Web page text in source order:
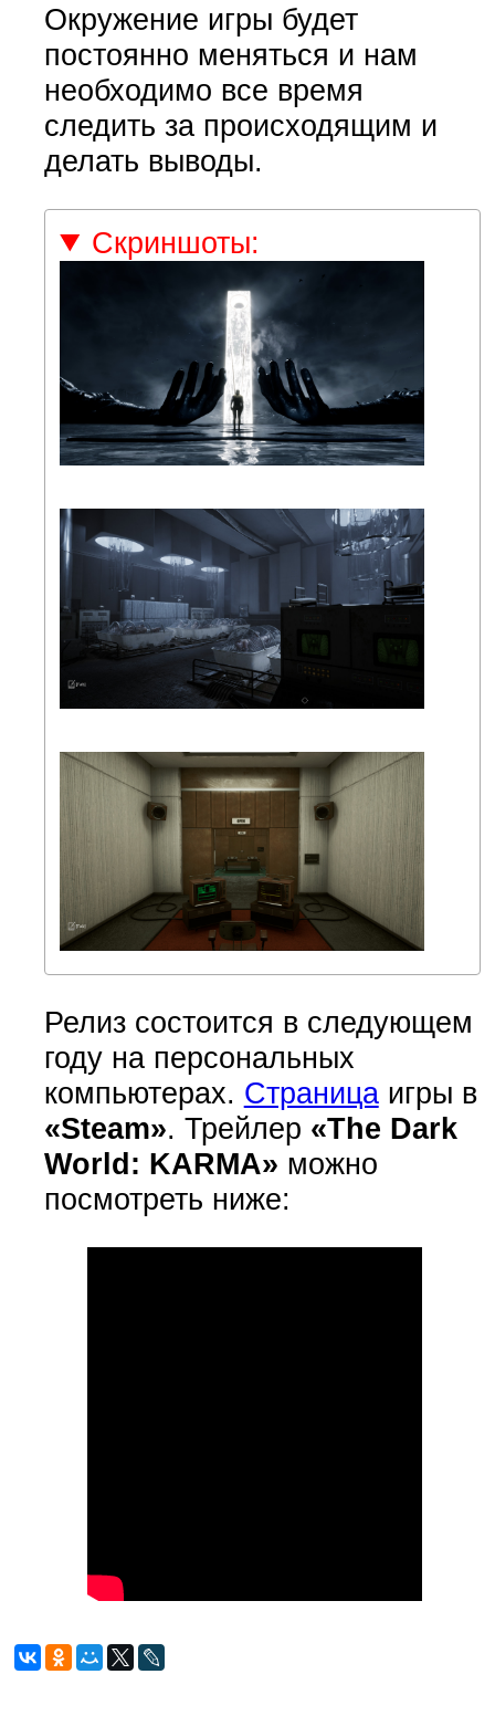
Окружение игры будет
постоянно меняться и нам
необходимо все время
следить за происходящим и
делать выводы.
Скриншоты:
Релиз состоится в следующем
году на персональных
компьютерах. Страницаигры в
«Steam». Трейлер «The Dark
World: KARMA» можно
посмотреть ниже: